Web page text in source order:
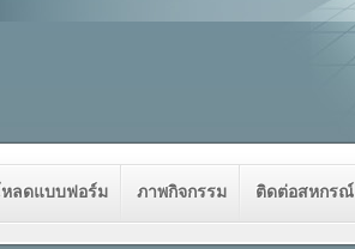
ลดแบบฟอร์ม ภาพกิจกรรม ติดต่อสหกรณ์